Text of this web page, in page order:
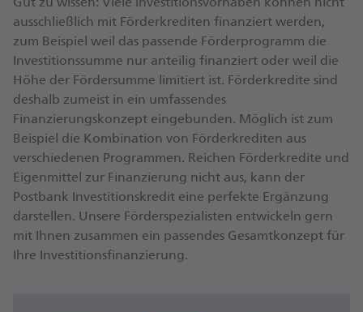
werden Ihre Kreditunterlagen dort nochmals geprüft.
Postbank geschlossen. Die Postbank zahlt die
Förderkreditsumme an Sie aus und leitet auch Ihre
Zinszahlungen und Tilgungsbeiträge an die Förderbank
weiter.
ausschließlich mit Förderkrediten finanziert werden,
zum Beispiel weil das passende Förderprogramm die
Investitionssumme nur anteilig finanziert oder weil die
Höhe der Fördersumme limitiert ist. Förderkredite sind
deshalb zumeist in ein umfassendes
Finanzierungskonzept eingebunden. Möglich ist zum
Beispiel die Kombination von Förderkrediten aus
verschiedenen Programmen. Reichen Förderkredite und
Eigenmittel zur Finanzierung nicht aus, kann der
Postbank Investitionskredit eine perfekte Ergänzung
darstellen. Unsere Förderspezialisten entwickeln gern
mit Ihnen zusammen ein passendes Gesamtkonzept für
Ihre Investitionsfinanzierung.